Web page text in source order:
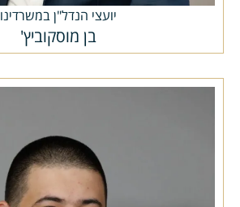
יועצי הנדל"ן במשרדינו
בן מוסקוביץ'